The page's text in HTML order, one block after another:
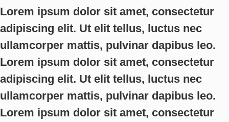
Lorem ipsum dolor sit amet, consectetur
adipiscing elit. Ut elit tellus, luctus nec
ullamcorper mattis, pulvinar dapibus leo.
Lorem ipsum dolor sit amet, consectetur
adipiscing elit. Ut elit tellus, luctus nec
ullamcorper mattis, pulvinar dapibus leo.
Lorem ipsum dolor sit amet, consectetur